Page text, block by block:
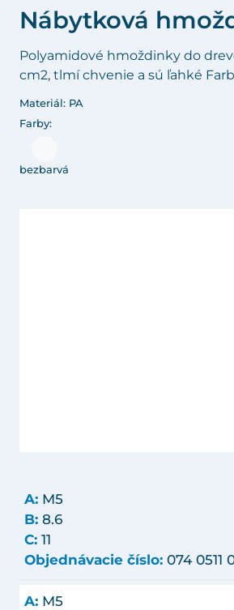
Nábytková
Polyamidové hmoždinky do
cm2, tlmí chvenie a sú ľahké
Materiál: PA
Farby:
bezbarvá
A: M5
B: 8.6
C: 11
Objednávacie číslo: 074 0511
A: M5